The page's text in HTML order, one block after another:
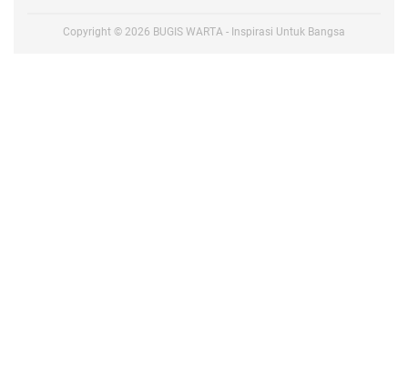
Copyright © 2026 BUGIS WARTA - Inspirasi Untuk Bangsa